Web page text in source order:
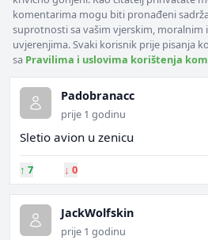
komentarima mogu biti pronađeni
suprotnosti sa vašim vjerskim, moralnim
uvjerenjima. Svaki korisnik prije pisanja
sa Pravilima i uslovima korištenja
Padobranacc
prije 1 godinu
Sletio avion u zenicu
↑ 7 ↓ 0
JackWolfskin
prije 1 godinu